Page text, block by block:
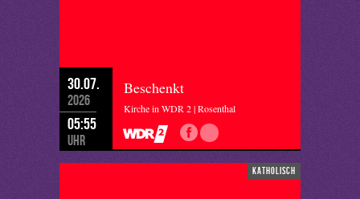
30.07.
2026
05:55
Uhr
Beschenkt
Kirche in WDR 2 | Rosenthal
katholisch